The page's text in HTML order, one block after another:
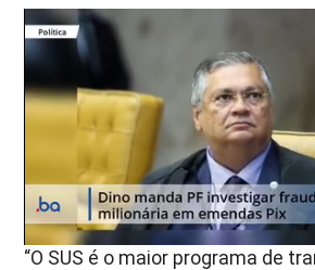
“O SUS é o maior programa de